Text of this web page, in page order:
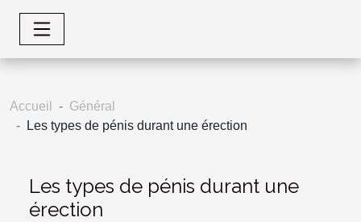
Accueil
Général
Les types de pénis durant une érection
Les types de pénis durant une
érection